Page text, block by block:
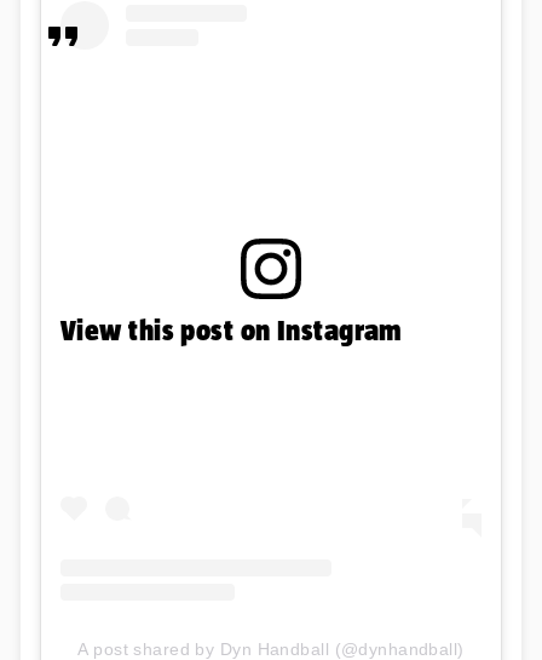
View this post on Instagram
A post shared by Dyn Handball (@dynhandball)